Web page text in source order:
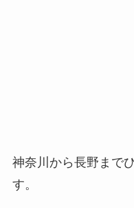
神奈川から長野まで
す。